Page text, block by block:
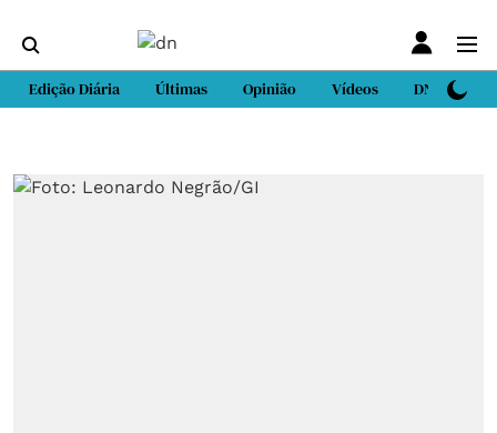
Edição Diária Últimas Opinião Vídeos DN Sport